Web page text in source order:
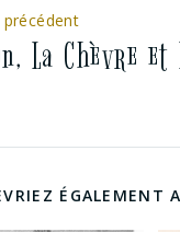
La Chèvre et
ÉGALEMENT